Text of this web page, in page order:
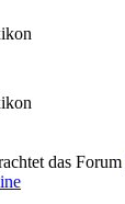
das Forum